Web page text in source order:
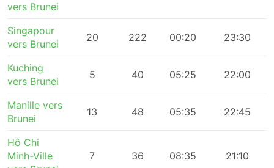
vers Brunei
Singapour
vers Brunei
20 222 00:20 23:30
Kuching
vers Brunei
5 40 05:25 22:00
Manille vers
Brunei
13 48 05:35 22:45
Hô Chi
Minh-Ville
7 36 08:35 21:10